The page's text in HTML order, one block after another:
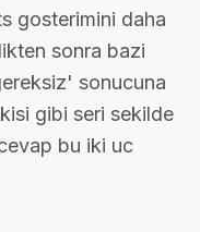
gosterimini daha
sonra bazi
sonucuna
gibi seri sekilde
bu iki uc